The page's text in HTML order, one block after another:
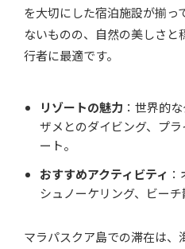
を大切にした宿泊施設が揃っ
ないものの、自然の美しさ
行者に最適です。
リゾートの魅力 ：世界的
ザメとのダイビング、プ
ート。
おすすめアクティビティ
シュノーケリング、ビーチ
マラパスクア島での滞在は